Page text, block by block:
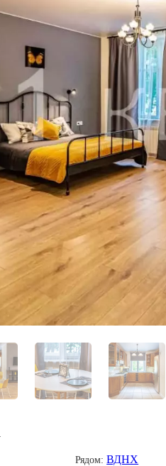
Рядом: ВДНХ